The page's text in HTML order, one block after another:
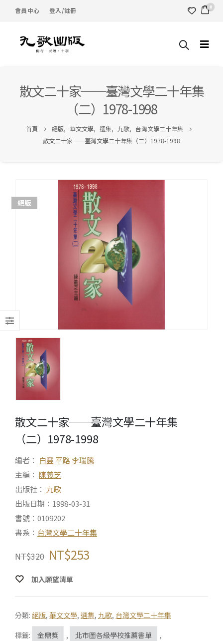
會員中心 登入/註冊 0
散文二十家──臺灣文學二十年集
（二）1978-1998
首頁 絕版, 華文文學, 選集, 九歌, 台灣文學二十年集
散文二十家──臺灣文學二十年集（二）1978-1998
絕版
散文二十家──臺灣文學二十年集
（二）1978-1998
編者： 白靈平路李瑞騰
主編： 陳義芝
出版社： 九歌
出版日期：1998-03-31
書號：0109202
書系： 台灣文學二十年集
NT$320 NT$253
加入願望清單
分類: 絕版, 華文文學, 選集, 九歌, 台灣文學二十年集
標籤:
金鼎獎 , 北市圖各級學校推薦書單
,